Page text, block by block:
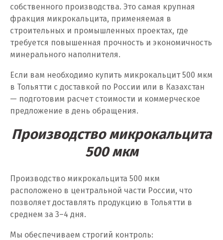
Уфа
Учалы
Ф
Фрязино
Х
Хабаровск
Ханты-Мансийск
Ч
Чебаркуль
собственного производства. Это самая крупная
фракция микрокальцита, применяемая в
строительных и промышленных проектах, где
требуется повышенная прочность и экономичность
минерального наполнителя.
Если вам необходимо купить микрокальцит 500 мкм
в Тольятти с доставкой по России или в Казахстан
— подготовим расчет стоимости и коммерческое
предложение в день обращения.
Производство микрокальцита
500 мкм
Производство микрокальцита 500 мкм
расположено в центральной части России, что
позволяет доставлять продукцию в Тольятти в
среднем за 3–4 дня.
Мы обеспечиваем строгий контроль: